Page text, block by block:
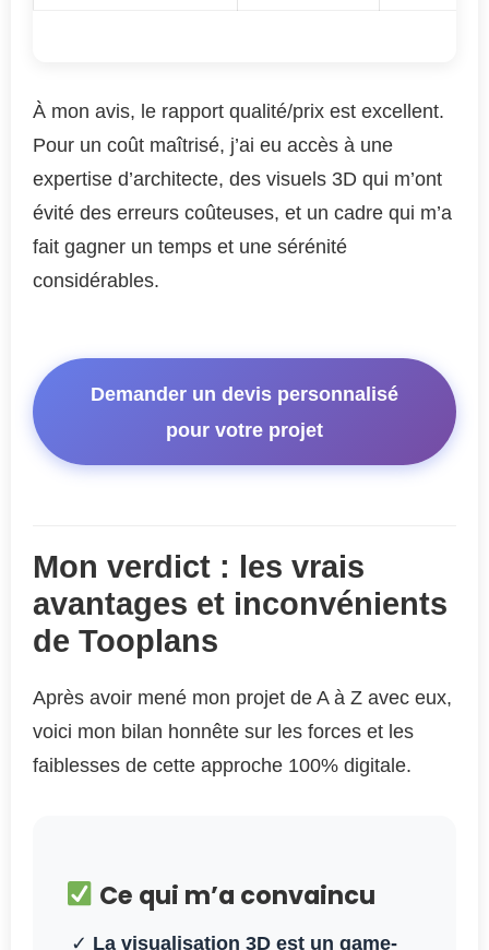
À mon avis, le rapport qualité/prix est excellent.
Pour un coût maîtrisé, j’ai eu accès à une
expertise d’architecte, des visuels 3D qui m’ont
évité des erreurs coûteuses, et un cadre qui m’a
fait gagner un temps et une sérénité
considérables.
Demander un devis personnalisé
pour votre projet
Mon verdict : les vrais
avantages et inconvénients
de Tooplans
Après avoir mené mon projet de A à Z avec eux,
voici mon bilan honnête sur les forces et les
faiblesses de cette approche 100% digitale.
Ce qui m’a convaincu
✓ La visualisation 3D est un game-